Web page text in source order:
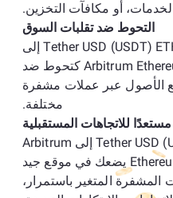
أو مكافآت التخزين.
التحوط ضد تقلبات السوق
يمكن استخدام تحويل Tether USD (USDT) ETH إلى
Arbitrum Ethereum (ETH) ARBITRUM كتحوط ضد
الأصول عبر عملات مشفرة
مختلفة.
للاتجاهات المستقبلية
تبديل Tether USD (USDT) ETH إلى Arbitrum
Ethereum (ETH) ARBITRUM يضعك في موقع جيد
المتغير باستمرار،